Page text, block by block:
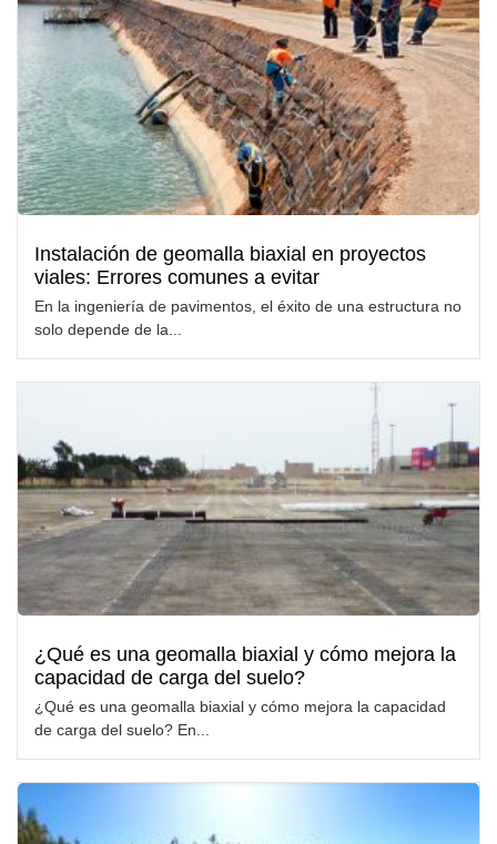
Instalación de geomalla biaxial en proyectos
viales: Errores comunes a evitar
En la ingeniería de pavimentos, el éxito de una estructura no
solo depende de la...
¿Qué es una geomalla biaxial y cómo mejora la
capacidad de carga del suelo?
¿Qué es una geomalla biaxial y cómo mejora la capacidad
de carga del suelo? En...